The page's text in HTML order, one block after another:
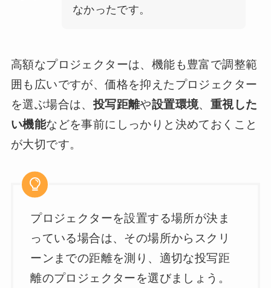
なかったです。
高額なプロジェクターは、機能も豊富で調整範
囲も広いですが、価格を抑えたプロジェクター
を選ぶ場合は、投写距離や設置環境、 重視した
い機能などを事前にしっかりと決めておくこと
が大切です。
プロジェクターを設置する場所が決ま
っている場合は、その場所からスクリ
ーンまでの距離を測り、適切な投写距
離のプロジェクターを選びましょう。